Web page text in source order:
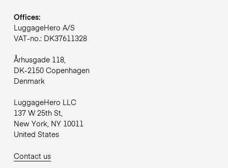
Offices:
LuggageHero A/S
VAT-no.: DK37611328
Århusgade 118,
DK-2150 Copenhagen
Denmark
LuggageHero LLC
137 W 25th St,
New York, NY 10011
United States
Contact us